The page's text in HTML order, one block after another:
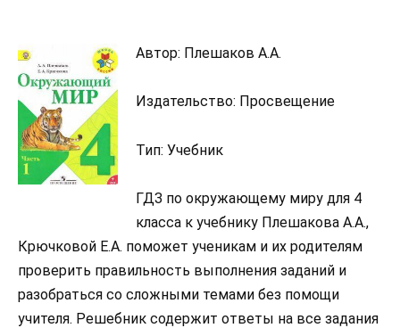
Автор: Плешаков А.А.
Издательство: Просвещение
Тип: Учебник
ГДЗ по окружающему миру для 4
класса к учебнику Плешакова А.А.,
Крючковой Е.А. поможет ученикам и их родителям
проверить правильность выполнения заданий и
разобраться со сложными темами без помощи
учителя. Решебник содержит ответы на все задания